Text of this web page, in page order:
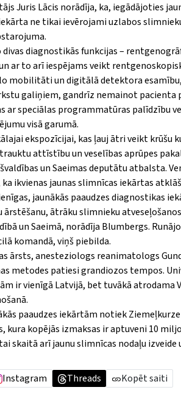
Juris Lācis norādīja, ka, iegādājoties
ne tikai ievērojami uzlabos
arojuma.
diagnostikās funkcijas –
ar to arī iespējams veikt
mobilitāti un digitālā detektora
galiņiem, gandrīz nemainot
ar speciālas programmatūras palīdzību
visā garumā.
ekspozīcijai, kas ļauj ātri veikt krūšu
attīstību un veselības aprūpes
un Saeimas deputātu atbalsta.
ikvienas jaunas slimnīcas iekārtas
jaunākās paaudzes diagnostikas
ātrāku slimnieku
un Saeimā, norādīja Blumbergs.
komandā, viņš piebilda.
ārsts, anesteziologs reanimatologs
metodes patiesi grandiozos tempos.
ir vienīgā Latvijā, bet tuvākā
paaudzes iekārtām notiek
kopējās izmaksas ir aptuveni 10
skaitā arī jaunu slimnīcas nodaļu izveide
Instagram Threads Kopēt saiti